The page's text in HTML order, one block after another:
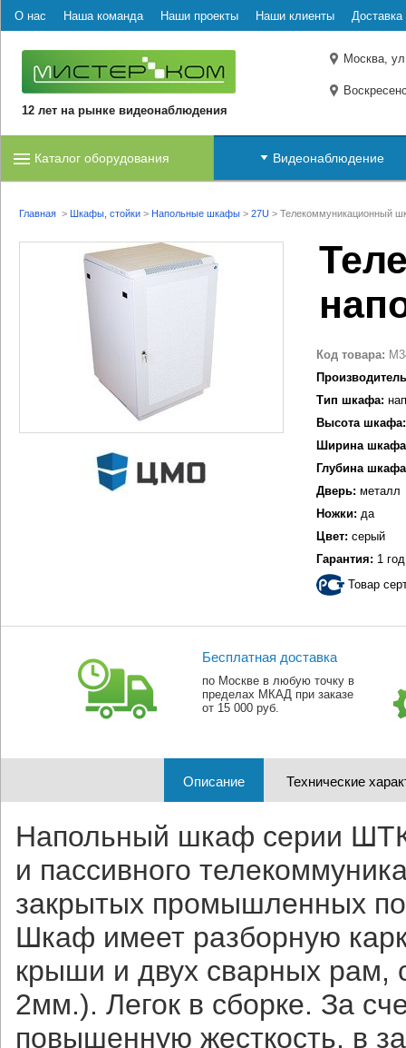
О нас Наша команда Наши проекты Наши клиенты Доставка
12 лет на рынке видеонаблюдения
Москва,
Каталог оборудования Видеонаблюдение
Главная > Шкафы, стойки > Напольные шкафы > 27U > Телекоммуникационный
Код товара:
Тип шкафа:
Высота шкафа:
Ширина
Глубина
Дверь: металл
Ножки: да
Цвет: серый
Гарантия: 1 год
Товар
Бесплатная доставка
по Москве в любую точку в
пределах МКАД при заказе
от 15 000 руб.
Описание Технические
Напольный шкаф серии
и пассивного
закрытых промышленных
Шкаф имеет разборную
крыши и двух сварных рам,
2мм.). Легок в сборке. За
повышенную жесткость, в